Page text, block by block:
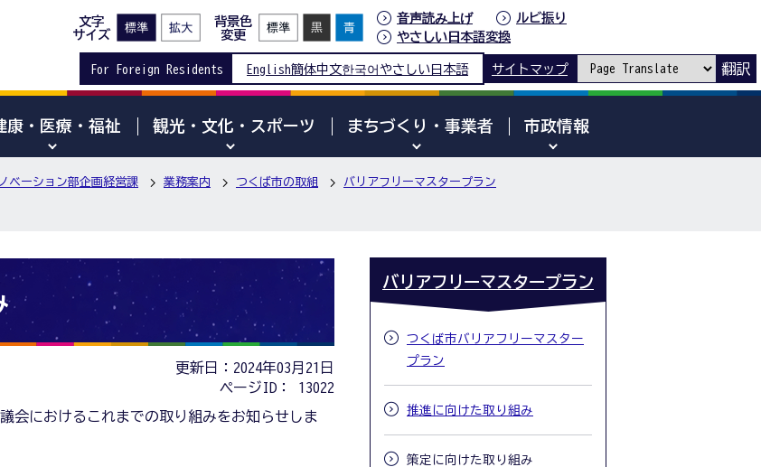
文字
サイズ
背景色
変更
音声読み上げ
ルビ振り
やさしい日本語変換
For Foreign Residents English簡体中文한국어 やさしい日本語 サイトマップ 翻訳
康・医療・福祉 観光・文化・スポーツ まちづくり・事業者 市政情報
ベーション部企画経営課 業務案内 つくば市の取組 バリアフリーマスタープラン
更新日：2024年03月21日
ページID：
13022
会におけるこれまでの取り組みをお知らせしま
バリアフリーマスタープラン
つくば市バリアフリーマスター
プラン
推進に向けた取り組み
策定に向けた取り組み